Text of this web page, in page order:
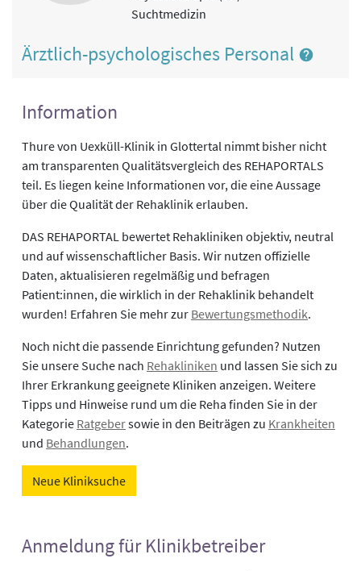
Suchtmedizin
Ärztlich-psychologisches Personal
Information
Thure von Uexküll-Klinik in Glottertal nimmt bisher nicht
am transparenten Qualitätsvergleich des REHAPORTALS
teil. Es liegen keine Informationen vor, die eine Aussage
über die Qualität der Rehaklinik erlauben.
DAS REHAPORTAL bewertet Rehakliniken objektiv, neutral
und auf wissenschaftlicher Basis. Wir nutzen offizielle
Daten, aktualisieren regelmäßig und befragen
Patient:innen, die wirklich in der Rehaklinik behandelt
wurden! Erfahren Sie mehr zur Bewertungsmethodik.
Noch nicht die passende Einrichtung gefunden? Nutzen
Sie unsere Suche nach Rehakliniken und lassen Sie sich zu
Ihrer Erkrankung geeignete Kliniken anzeigen. Weitere
Tipps und Hinweise rund um die Reha finden Sie in der
Kategorie Ratgebersowie in den Beiträgen zu Krankheiten
und Behandlungen.
Neue Kliniksuche
Anmeldung für Klinikbetreiber